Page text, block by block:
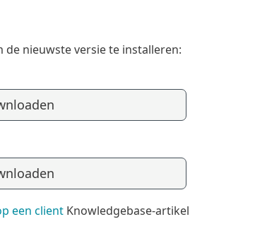
nieuwste versie te installeren:
een client Knowledgebase-artikel